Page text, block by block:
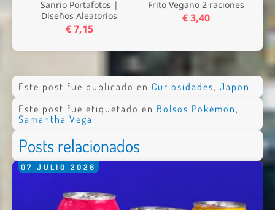
Sanrio Portafotos |
Diseños Aleatorios
€ 7,15
Frito Vegano 2 raciones
€ 3,40
Este post fue publicado en Curiosidades, Japon
Este post fue etiquetado en Bolsos Pokémon ,
Samantha Vega
Posts relacionados
07 JULIO 2026